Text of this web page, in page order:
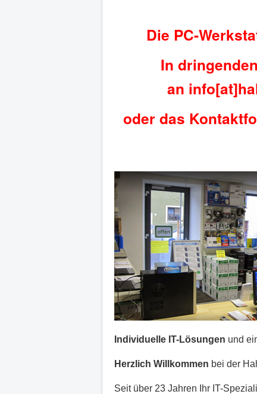
Die PC-
In
an
oder das
Individuelle IT-Lösungen und
Herzlich Willkommen bei der
Seit über 23 Jahren Ihr IT-